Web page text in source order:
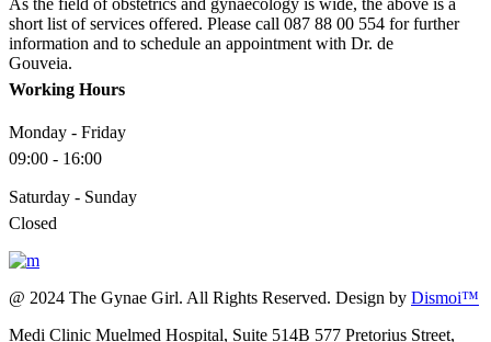
short list of services offered. Please call 087 88 00 554 for further
information and to schedule an appointment with Dr. de
Gouveia.
Working Hours
Monday - Friday
09:00 - 16:00
Saturday - Sunday
Closed
@ 2024 The Gynae Girl. All Rights Reserved. Design by Dismoi™
Medi Clinic Muelmed Hospital, Suite 514B 577 Pretorius Street,